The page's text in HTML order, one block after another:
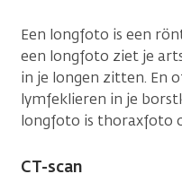
Een longfoto is een
een longfoto ziet je
in je longen zitten. En
lymfeklieren in je
longfoto is thoraxfoto
CT-scan